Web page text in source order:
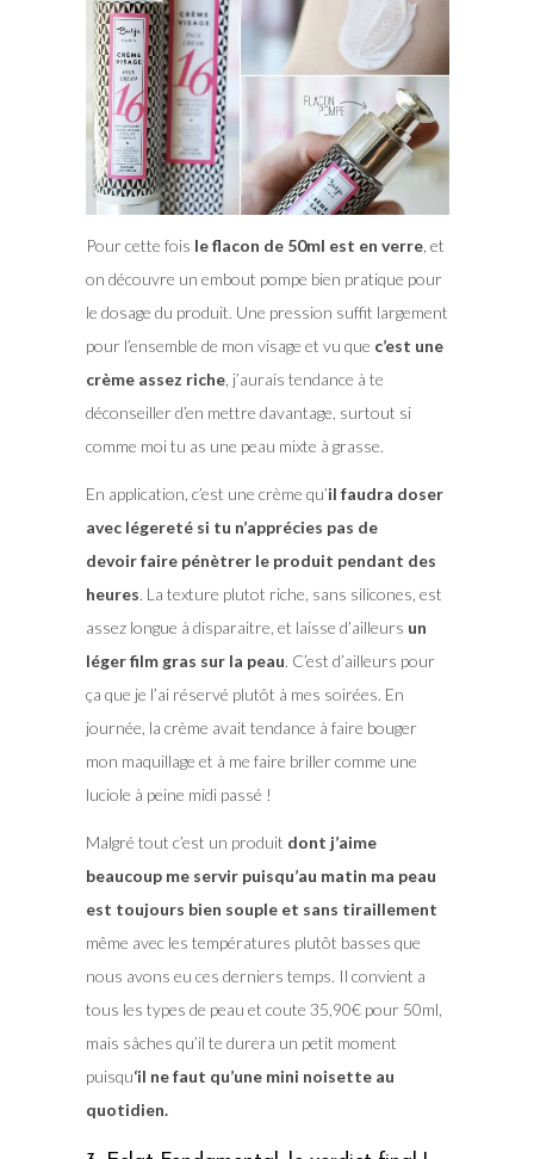
Pour cette fois le flacon de 50ml est en verre, et
on découvre un embout pompe bien pratique pour
le dosage du produit. Une pression suffit largement
pour l’ensemble de mon visage et vu que c’est une
crème assez riche, j’aurais tendance à te
déconseiller d’en mettre davantage, surtout si
comme moi tu as une peau mixte à grasse.
En application, c’est une crème qu’il faudra doser
avec légereté si tu n’apprécies pas de
devoir faire pénètrer le produit pendant des
heures. La texture plutot riche, sans silicones, est
assez longue à disparaitre, et laisse d’ailleurs un
léger film gras sur la peau. C’est d’ailleurs pour
ça que je l’ai réservé plutôt à mes soirées. En
journée, la crème avait tendance à faire bouger
mon maquillage et à me faire briller comme une
luciole à peine midi passé !
Malgré tout c’est un produit dont j’aime
beaucoup me servir puisqu’au matin ma peau
est toujours bien souple et sans tiraillement
même avec les températures plutôt basses que
nous avons eu ces derniers temps. Il convient a
tous les types de peau et coute 35,90€ pour 50ml,
mais sâches qu’il te durera un petit moment
puisqu‘il ne faut qu’une mini noisette au
quotidien.